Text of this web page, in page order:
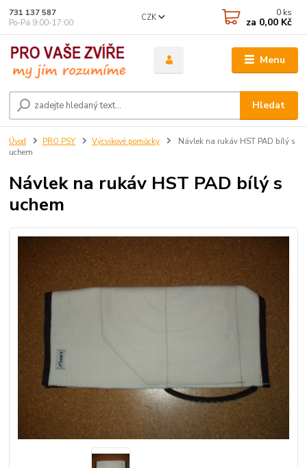
Menu
CZK
Hledat
731 137 587
Po-Pá 9:00-17:00
0 ks
za 0,00 Kč
Úvod PRO PSY Výcvikové pomůcky
Návlek na rukáv HST PAD bílý s
uchem
Návlek na rukáv HST PAD bílý s
uchem